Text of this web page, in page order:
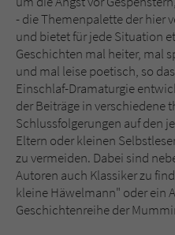
- die Themenpalette der hier
und bietet für jede Situation
Geschichten mal heiter, mal
und mal leise poetisch, so
Einschlaf-Dramaturgie
der Beiträge in verschiedene
Schlussfolgerungen auf den
Eltern oder kleinen
zu vermeiden. Dabei sind
Autoren auch Klassiker zu
kleine Häwelmann" oder ein
Geschichtenreihe der